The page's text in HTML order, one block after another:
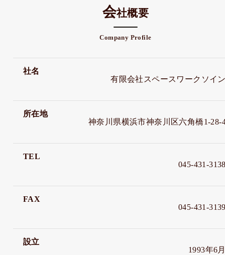
会社概要
Company Profile
社名
有限会社スペースワークソイ
所在地
神奈川県横浜市神奈川区六角橋1-28-
TEL
045-431-
FAX
045-431-
設立
1993年6